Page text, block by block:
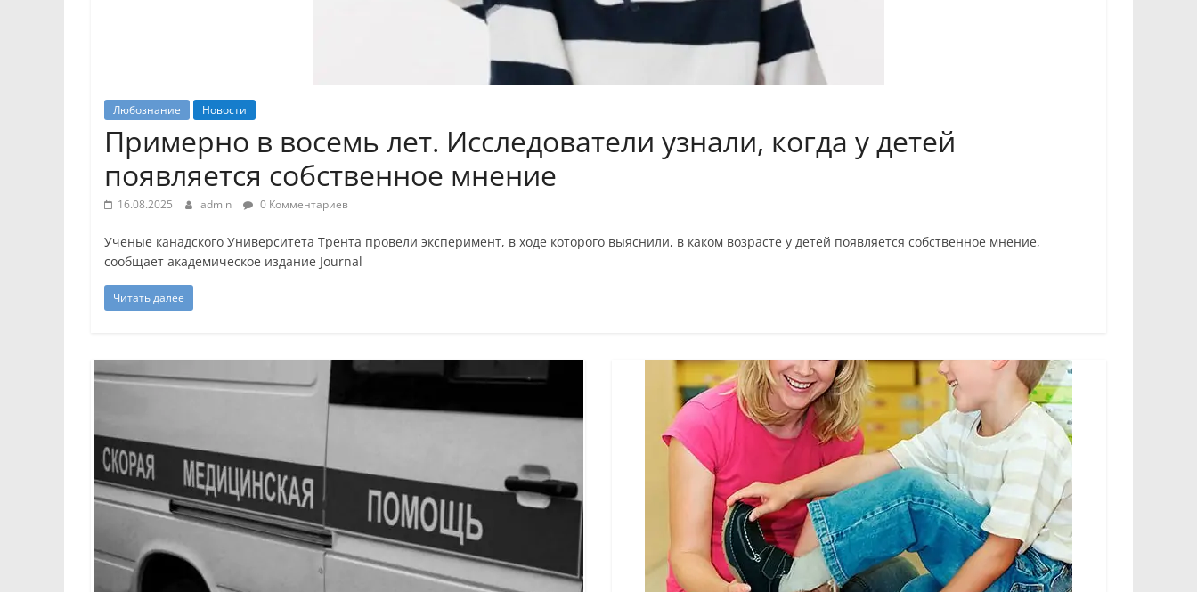
Любознание Новости
Примерно в восемь лет. Исследователи узнали, когда у детей
появляется собственное мнение
16.08.2025 admin 0 Комментариев
Ученые канадского Университета Трента провели эксперимент, в ходе которого выяснили, в каком возрасте у детей появляется собственное мнение,
сообщает академическое издание Journal
Читать далее